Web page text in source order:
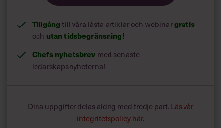
Tillgångtill våra låsta artiklar och webinargratis
och utan tidsbegränsning!
Chefs nyhetsbrev med senaste
ledarskapsnyheterna!
Dina uppgifter delas aldrig med tredje part. Läs vår
integritetspolicy här.